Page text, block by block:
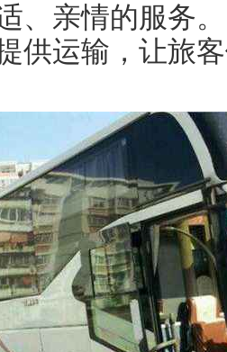
、亲情的服务
供运输，让旅